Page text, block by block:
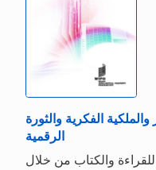
الفكرية والثورة
الرقمية
والكتاب من خلال